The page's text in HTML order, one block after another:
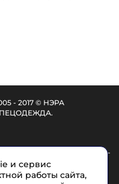
- 2017 © НЭРА
Доставка
Контакты
и сервис
работы сайта,